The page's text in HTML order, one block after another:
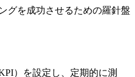
グを成功させるための羅針盤
）を設定し、定期的に測